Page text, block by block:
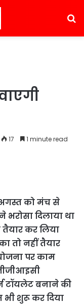
17 1 minute read
अगस्त को मंच से
भरोसा दिलाया था
कर लिया
तो नहीं तैयार
पर काम
टॉयलेट बनाने की
भी शुरू कर दिया